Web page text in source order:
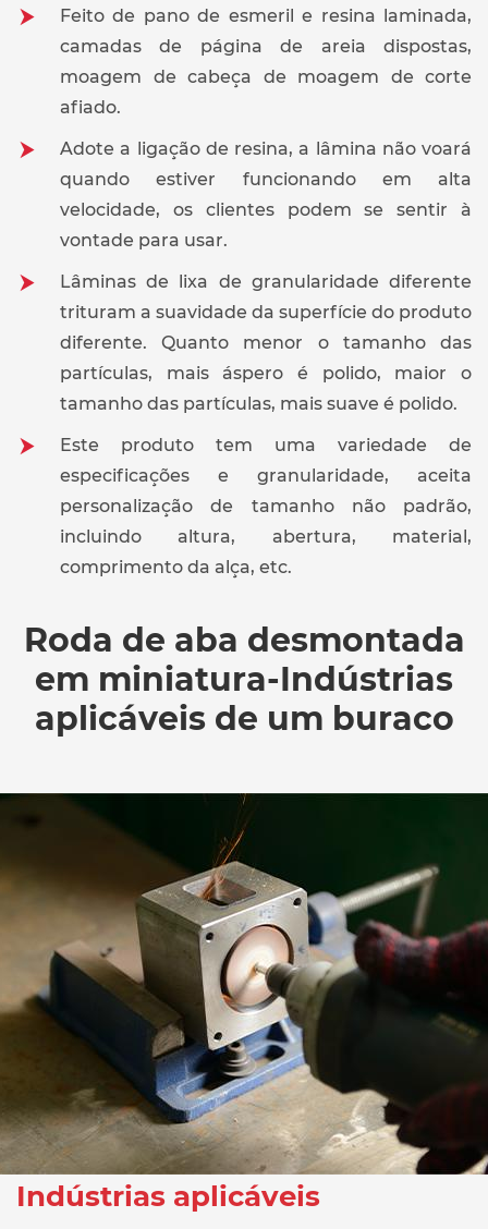
Feito de pano de esmeril e resina laminada,
camadas de página de areia dispostas,
moagem de cabeça de moagem de corte
afiado.
Adote a ligação de resina, a lâmina não voará
quando estiver funcionando em alta
velocidade, os clientes podem se sentir à
vontade para usar.
Lâminas de lixa de granularidade diferente
trituram a suavidade da superfície do produto
diferente. Quanto menor o tamanho das
partículas, mais áspero é polido, maior o
tamanho das partículas, mais suave é polido.
Este produto tem uma variedade de
especificações e granularidade, aceita
personalização de tamanho não padrão,
incluindo altura, abertura, material,
comprimento da alça, etc.
Roda de aba desmontada
em miniatura-Indústrias
aplicáveis de um buraco
Indústrias aplicáveis